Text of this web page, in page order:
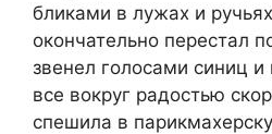
бликами в лужах и
окончательно перестал
звенел голосами синиц
все вокруг радостью
спешила в